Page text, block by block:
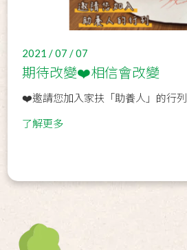
2021 / 07 / 07
期待改變❤️相信會改變
❤️邀請您加入家扶「助養人」的行列
了解更多